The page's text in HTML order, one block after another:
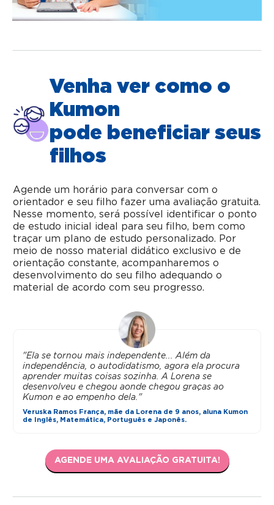
Venha ver como o
Kumon
pode beneficiar seus
filhos
Agende um horário para conversar com o
orientador e seu filho fazer uma avaliação gratuita.
Nesse momento, será possível identificar o ponto
de estudo inicial ideal para seu filho, bem como
traçar um plano de estudo personalizado. Por
meio de nosso material didático exclusivo e de
orientação constante, acompanharemos o
desenvolvimento do seu filho adequando o
material de acordo com seu progresso.
"Ela se tornou mais independente... Além da
independência, o autodidatismo, agora ela procura
aprender muitas coisas sozinha. A Lorena se
desenvolveu e chegou aonde chegou graças ao
Kumon e ao empenho dela."
Veruska Ramos França, mãe da Lorena de 9 anos, aluna Kumon
de Inglês, Matemática, Português e Japonês.
AGENDE UMA AVALIAÇÃO GRATUITA!